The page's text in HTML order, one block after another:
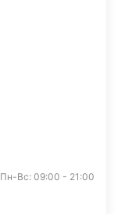
Пн-Вс: 09:00 - 21:00